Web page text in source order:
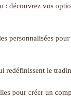
: découvrez vos
personnalisées
redéfinissent le
pour créer un